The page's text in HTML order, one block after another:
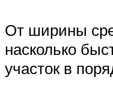
От ширины
насколько
участок в